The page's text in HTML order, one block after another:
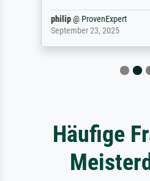
philip@ ProvenExpert
September 23, 2025
Häufige